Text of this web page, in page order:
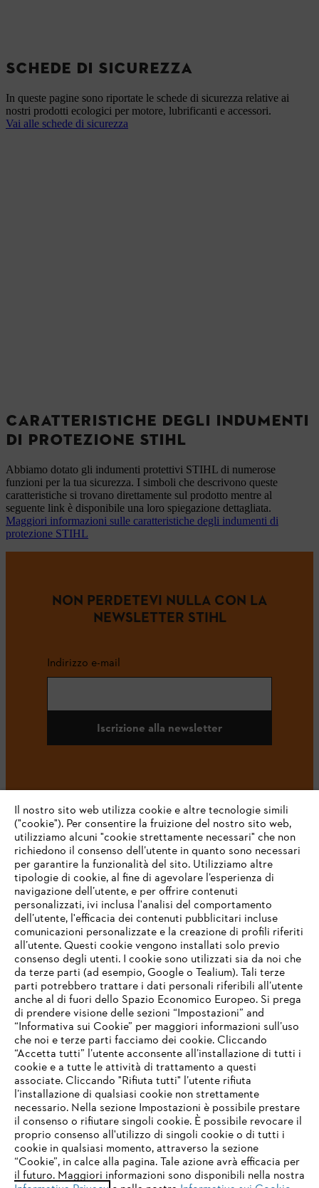
SCHEDE DI SICUREZZA
In queste pagine sono riportate le schede di sicurezza relative ai
nostri prodotti ecologici per motore, lubrificanti e accessori.
Vai alle schede di sicurezza
CARATTERISTICHE DEGLI INDUMENTI
DI PROTEZIONE STIHL
Abbiamo dotato gli indumenti protettivi STIHL di numerose
funzioni per la tua sicurezza. I simboli che descrivono queste
caratteristiche si trovano direttamente sul prodotto mentre al
seguente link è disponibile una loro spiegazione dettagliata.
Maggiori informazioni sulle caratteristiche degli indumenti di
protezione STIHL
NON PERDETEVI NULLA CON LA
NEWSLETTER STIHL
Indirizzo e-mail
Iscrizione alla newsletter
L’azienda
STIHL FAQ
Service
Termini e condizioni generali Privacy policy
Note legali Cookies Informazioni legali
IHR BROWSER WIRD NICHT
UNTERSTÜTZT
Sie nutzen einen Browser, den wir noch nicht unterstützen. Für
eine optimale Nutzung unserer Seite empfehlen wir Ihnen, zu
einem der folgenden Browser zu wechseln:
Il nostro sito web utilizza cookie e altre tecnologie simili
("cookie"). Per consentire la fruizione del nostro sito web,
utilizziamo alcuni "cookie strettamente necessari" che non
richiedono il consenso dell’utente in quanto sono necessari
per garantire la funzionalità del sito. Utilizziamo altre
tipologie di cookie, al fine di agevolare l’esperienza di
navigazione dell’utente, e per offrire contenuti
personalizzati, ivi inclusa l'analisi del comportamento
dell’utente, l'efficacia dei contenuti pubblicitari incluse
comunicazioni personalizzate e la creazione di profili riferiti
all’utente. Questi cookie vengono installati solo previo
consenso degli utenti. I cookie sono utilizzati sia da noi che
da terze parti (ad esempio, Google o Tealium). Tali terze
parti potrebbero trattare i dati personali riferibili all’utente
anche al di fuori dello Spazio Economico Europeo. Si prega
di prendere visione delle sezioni “Impostazioni” and
“Informativa sui Cookie” per maggiori informazioni sull’uso
che noi e terze parti facciamo dei cookie. Cliccando
“Accetta tutti” l’utente acconsente all’installazione di tutti i
cookie e a tutte le attività di trattamento a questi
associate. Cliccando "Rifiuta tutti" l’utente rifiuta
l’installazione di qualsiasi cookie non strettamente
necessario. Nella sezione Impostazioni è possibile prestare
il consenso o rifiutare singoli cookie. È possibile revocare il
proprio consenso all'utilizzo di singoli cookie o di tutti i
cookie in qualsiasi momento, attraverso la sezione
“Cookie”, in calce alla pagina. Tale azione avrà efficacia per
il futuro. Maggiori informazioni sono disponibili nella nostra